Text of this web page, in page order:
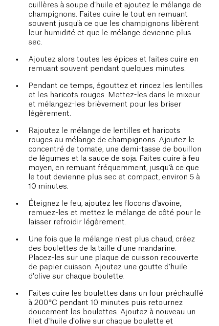
cuillères à soupe d'huile et ajoutez le mélange de
champignons. Faites cuire le tout en remuant
souvent jusqu'à ce que les champignons libèrent
leur humidité et que le mélange devienne plus
sec.
Ajoutez alors toutes les épices et faites cuire en
remuant souvent pendant quelques minutes.
Pendant ce temps, égouttez et rincez les lentilles
et les haricots rouges. Mettez-les dans le mixeur
et mélangez-les brièvement pour les briser
légèrement.
Rajoutez le mélange de lentilles et haricots
rouges au mélange de champignons. Ajoutez le
concentré de tomate, une demi-tasse de bouillon
de légumes et la sauce de soja. Faites cuire à feu
moyen, en remuant fréquemment, jusqu'à ce que
le tout devienne plus sec et compact, environ 5 à
10 minutes.
Éteignez le feu, ajoutez les flocons d'avoine,
remuez-les et mettez le mélange de côté pour le
laisser refroidir légèrement.
Une fois que le mélange n'est plus chaud, créez
des boulettes de la taille d'une mandarine.
Placez-les sur une plaque de cuisson recouverte
de papier cuisson. Ajoutez une goutte d'huile
d'olive sur chaque boulette.
Faites cuire les boulettes dans un four préchauffé
à 200°C pendant 10 minutes puis retournez
doucement les boulettes. Ajoutez à nouveau un
filet d'huile d'olive sur chaque boulette et